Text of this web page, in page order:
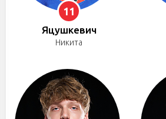
11
Яцушкевич
Никита